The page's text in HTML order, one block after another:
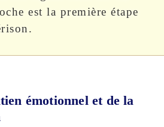
est la première étape
émotionnel et de la